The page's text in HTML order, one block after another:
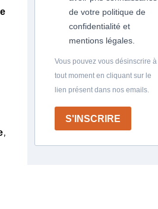
,
de votre politique de
confidentialité et
mentions légales.
Vous pouvez vous désinscrire à
tout moment en cliquant sur le
lien présent dans nos emails.
S'INSCRIRE